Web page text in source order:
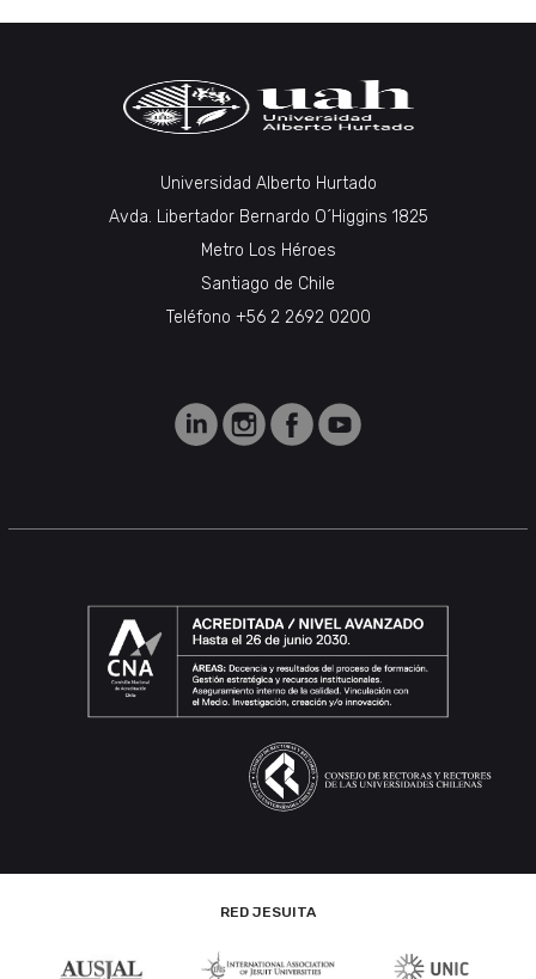
Universidad Alberto Hurtado
Avda. Libertador Bernardo O´Higgins 1825
Metro Los Héroes
Santiago de Chile
Teléfono +56 2 2692 0200
RED JESUITA